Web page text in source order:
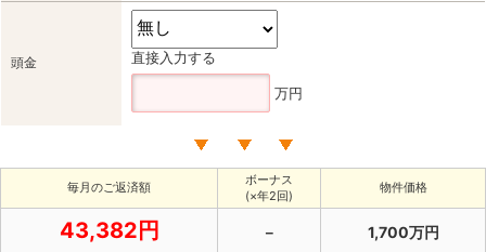
頭金 直接入力する
万円
毎月のご返済額
ボーナス
(×年2回)
物件価格
43,382円 － 1,700万円